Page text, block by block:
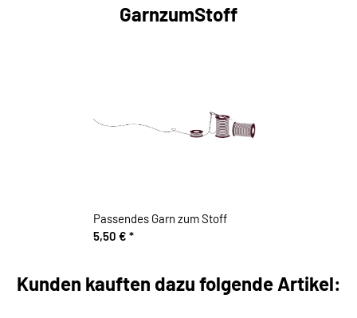
GarnzumStoff
Passendes Garn zum Stoff
5,50 € *
Kunden kauften dazu folgende Artikel: